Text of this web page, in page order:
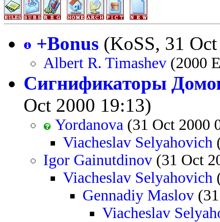
+Bonus (KoSS, 31
Albert R. Timashev (2000
Сигнификаторы
Oct 2000 19:13)
Yordanova (31 Oct 2000
Viacheslav Selyahovich
Igor Gainutdinov (31 Oct
Viacheslav Selyahovich
Gennadiy Maslov
Viacheslav